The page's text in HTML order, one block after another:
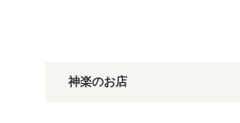
神楽のお店